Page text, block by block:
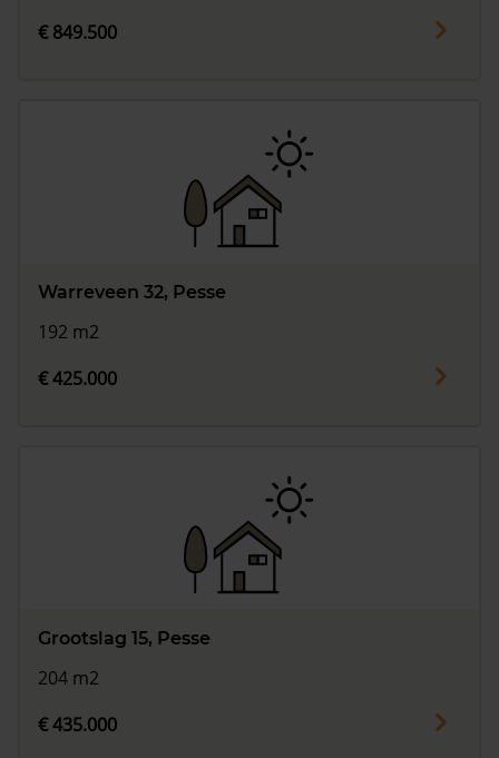
€ 849.500
Warreveen 32, Pesse
192 m2
€ 425.000
Grootslag 15, Pesse
204 m2
€ 435.000